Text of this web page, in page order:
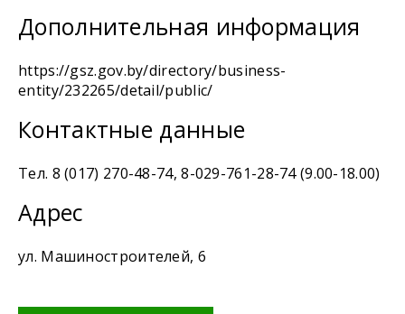
Дополнительная информация
https://gsz.gov.by/directory/business-
entity/232265/detail/public/
Контактные данные
Тел. 8 (017) 270-48-74, 8-029-761-28-74 (9.00-18.00)
Адрес
ул. Машиностроителей, 6